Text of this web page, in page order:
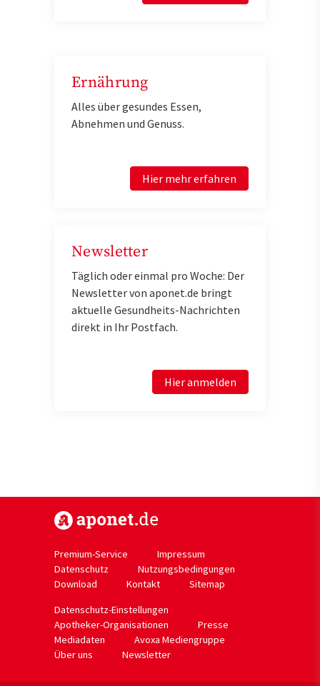
Ernährung
Alles über gesundes Essen,
Abnehmen und Genuss.
Hier mehr erfahren
Newsletter
Täglich oder einmal pro Woche: Der
Newsletter von aponet.de bringt
aktuelle Gesundheits-Nachrichten
direkt in Ihr Postfach.
Hier anmelden
Premium-Service
Impressum
Datenschutz
Nutzungsbedingungen
Download
Kontakt
Sitemap
Datenschutz-Einstellungen
Apotheker-Organisationen
Presse
Mediadaten
Avoxa Mediengruppe
Über uns
Newsletter